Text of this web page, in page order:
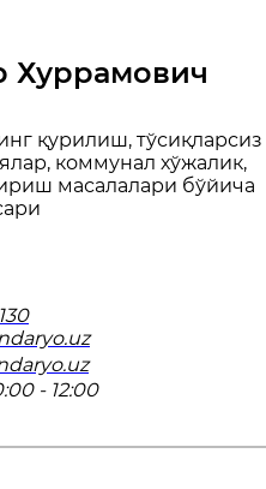
қурилиш, тўсиқларсиз
коммунал хўжалик,
масалалари бўйича
- 12:00